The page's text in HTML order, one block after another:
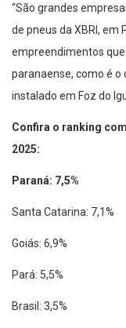
“São grandes
de pneus da XBRI, em
empreendimentos
paranaense, como é o
instalado em Foz do
Confira o ranking
2025:
Paraná: 7,5%
Santa Catarina: 7,1%
Goiás: 6,9%
Pará: 5,5%
Brasil: 3,5%